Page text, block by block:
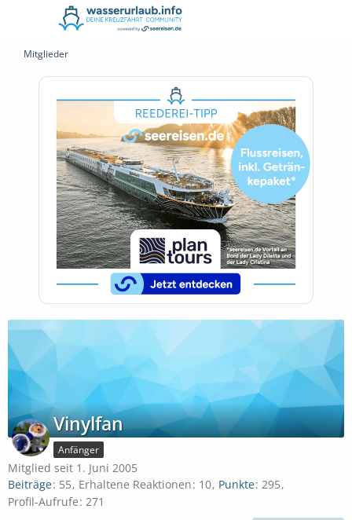
Mitglieder
Vinylfan
Anfänger
Mitglied seit 1. Juni 2005
Beiträge 55 Erhaltene Reaktionen 10 Punkte 295
Profil-Aufrufe 271